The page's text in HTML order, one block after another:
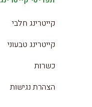
קייטרינג חלבי
קייטרינג טבעוני
כשרות
הצהרת נגישות